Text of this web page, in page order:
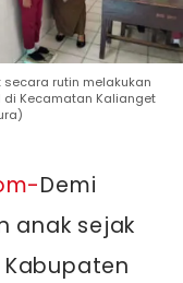
secara rutin melakukan
di Kecamatan Kalianget
Demi
anak sejak
Kabupaten